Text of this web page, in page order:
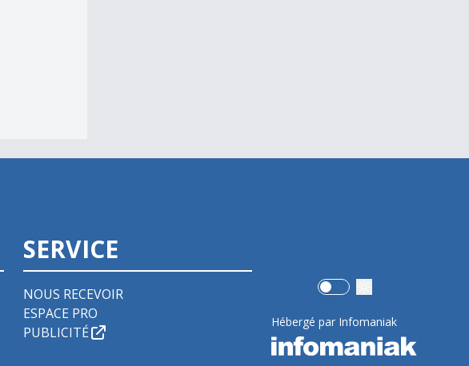
SERVICE
NOUS RECEVOIR
ESPACE PRO
PUBLICITÉ
Use setting
Hébergé par Infomaniak